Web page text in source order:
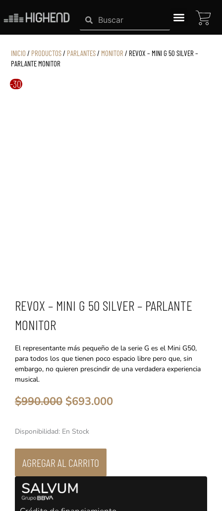
contenido
SearchSearch
INICIO / PRODUCTOS/ PARLANTES/ MONITOR / REVOX – MINI G 50 SILVER –
PARLANTE MONITOR
-30%
REVOX – MINI G 50 SILVER – PARLANTE
MONITOR
El representante más pequeño de la serie G es el Mini G50,
para todos los que tienen poco espacio libre pero que, sin
embargo, no quieren prescindir de una verdadera experiencia
musical.
$990.000 El
precio
era:
$693.000El
Disponibilidad: En Stock
Revox
Mini
Silver
Parlante
AGREGAR AL CARRITO